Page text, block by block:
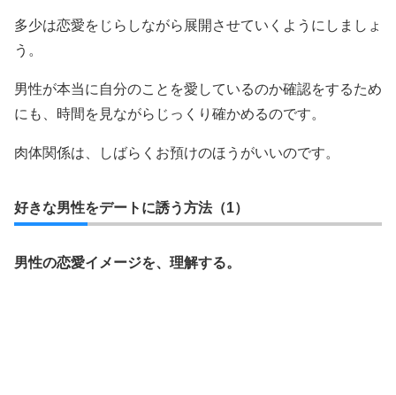
多少は恋愛をじらしながら展開させていくようにしましょ
う。
男性が本当に自分のことを愛しているのか確認をするため
にも、時間を見ながらじっくり確かめるのです。
肉体関係は、しばらくお預けのほうがいいのです。
好きな男性をデートに誘う方法（1）
男性の恋愛イメージを、理解する。